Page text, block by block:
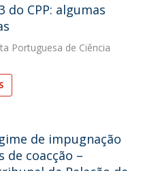
do CPP: algumas
Portuguesa de Ciência
de impugnação
de coacção –